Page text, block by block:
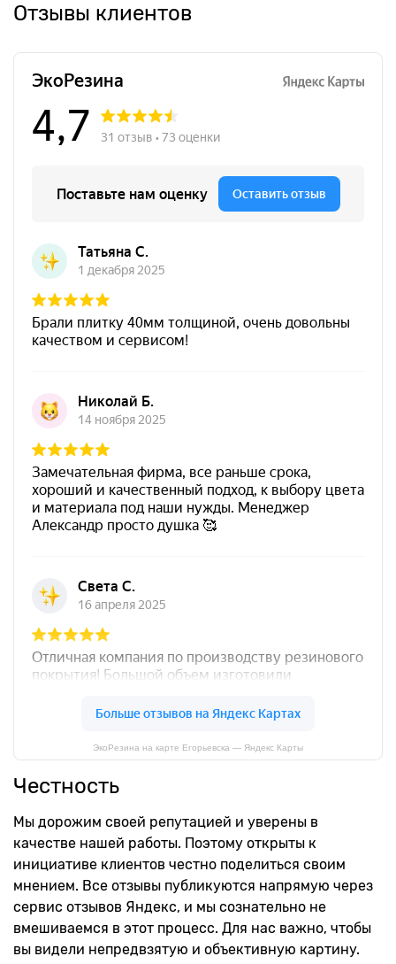
Отзывы клиентов
ЭкоРезина на карте Егорьевска — Яндекс Карты
Честность
Мы дорожим своей репутацией и уверены в
качестве нашей работы. Поэтому открыты к
инициативе клиентов честно поделиться своим
мнением. Все отзывы публикуются напрямую через
сервис отзывов Яндекс, и мы сознательно не
вмешиваемся в этот процесс. Для нас важно, чтобы
вы видели непредвзятую и объективную картину.